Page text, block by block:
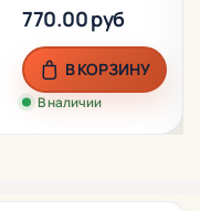
770.00 руб
В наличии
В КОРЗИНУ